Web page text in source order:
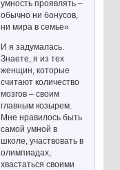
умность проявлять –
обычно ни бонусов,
ни мира в семье»
И я задумалась.
Знаете, я из тех
женщин, которые
считают количество
мозгов – своим
главным козырем.
Мне нравилось быть
самой умной в
школе, участвовать в
олимпиадах,
хвастаться своими